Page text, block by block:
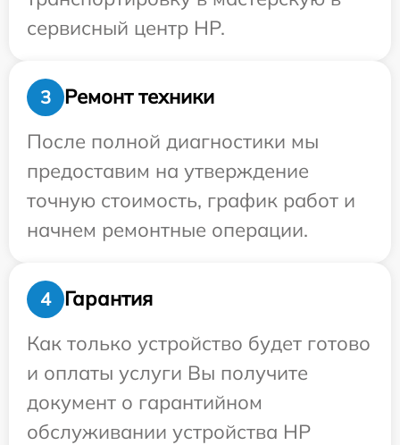
сервисный центр HP.
3
Ремонт техники
После полной диагностики мы
предоставим на утверждение
точную стоимость, график работ и
начнем ремонтные операции.
4
Гарантия
Как только устройство будет готово
и оплаты услуги Вы получите
документ о гарантийном
обслуживании устройства HP